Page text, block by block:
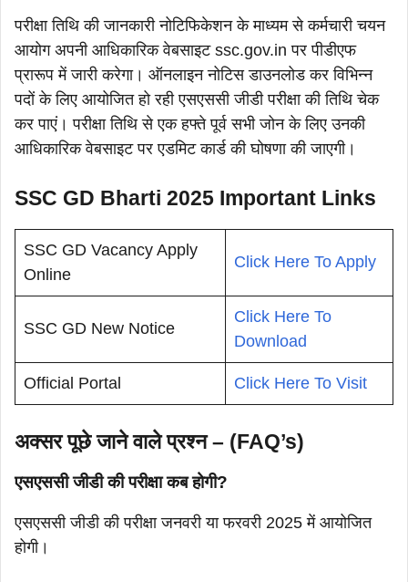
परीक्षा तिथि की जानकारी नोटिफिकेशन के माध्यम से कर्मचारी चयन
आयोग अपनी आधिकारिक वेबसाइट ssc.gov.in पर पीडीएफ
प्रारूप में जारी करेगा। ऑनलाइन नोटिस डाउनलोड कर विभिन्न
पदों के लिए आयोजित हो रही एसएससी जीडी परीक्षा की तिथि चेक
कर पाएं। परीक्षा तिथि से एक हफ्ते पूर्व सभी जोन के लिए उनकी
आधिकारिक वेबसाइट पर एडमिट कार्ड की घोषणा की जाएगी।
SSC GD Bharti 2025 Important Links
SSC GD Vacancy Apply
Online
Click Here To Apply
SSC GD New Notice
Click Here To
Download
Official Portal Click Here To Visit
अक्सर पूछे जाने वाले प्रश्न – (FAQ’s)
एसएससी जीडी की परीक्षा कब होगी?
एसएससी जीडी की परीक्षा जनवरी या फरवरी 2025 में आयोजित
होगी।